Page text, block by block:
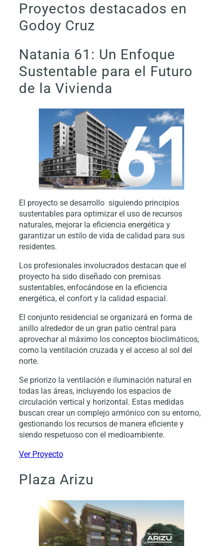
Proyectos destacados en
Godoy Cruz
Natania 61: Un Enfoque
Sustentable para el Futuro
de la Vivienda
El proyecto se desarrollo siguiendo principios
sustentables para optimizar el uso de recursos
naturales, mejorar la eficiencia energética y
garantizar un estilo de vida de calidad para sus
residentes.
Los profesionales involucrados destacan que el
proyecto ha sido diseñado con premisas
sustentables, enfocándose en la eficiencia
energética, el confort y la calidad espacial.
El conjunto residencial se organizará en forma de
anillo alrededor de un gran patio central para
aprovechar al máximo los conceptos bioclimáticos,
como la ventilación cruzada y el acceso al sol del
norte.
Se priorizo la ventilación e iluminación natural en
todas las áreas, incluyendo los espacios de
circulación vertical y horizontal. Estas medidas
buscan crear un complejo armónico con su entorno,
gestionando los recursos de manera eficiente y
siendo respetuoso con el medioambiente.
Ver Proyecto
Plaza Arizu